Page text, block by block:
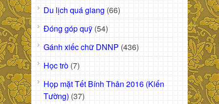
Du lịch quá giang (66)
Đóng góp quỹ (54)
Gánh xiếc chữ DNNP (436)
Học trò (7)
Họp mặt Tết Bính Thân 2016 (Kiến
Tường) (37)